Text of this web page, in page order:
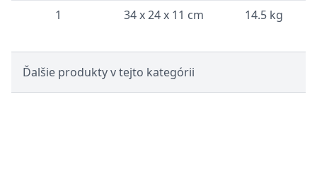
1
34 x 24 x 11 cm 14.5 kg
Ďalšie produkty v tejto kategórii